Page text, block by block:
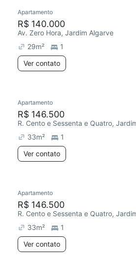
Apartamento
R$ 140.000
Av. Zero Hora, Jardim Algarve
29m²
1
Ver contato
Apartamento
R$ 146.500
R. Cento e Sessenta e Quatro,
33m²
1
Ver contato
Apartamento
R$ 146.500
R. Cento e Sessenta e Quatro,
33m²
1
Ver contato